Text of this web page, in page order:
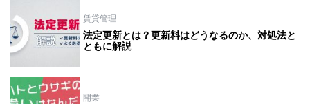
賃貸管理
法定更新とは？更新料はどうなるのか、対処法と
ともに解説
開業